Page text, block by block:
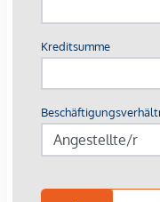
Die naheliegenden
dem Auto oder den
Beschreibung *
Kleine Fläche, große